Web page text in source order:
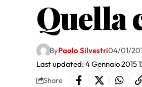
Quella
Last updated: 4 Gennaio 2015
ByPaolo Silvestri04/01/
Share